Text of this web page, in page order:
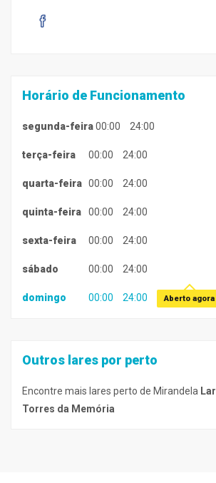
Horário de Funcionamento
segunda-feira00:00 24:00
terça-feira 00:00 24:00
quarta-feira 00:00 24:00
quinta-feira 00:00 24:00
sexta-feira 00:00 24:00
sábado 00:00 24:00
domingo 00:00 24:00 Aberto agora
Outros lares por perto
Encontre mais lares perto de Mirandela
Torres da Memória